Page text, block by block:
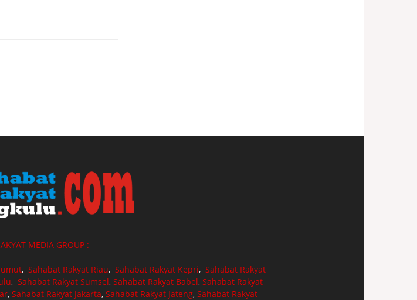
MEDIA GROUP :
, Sahabat Rakyat Riau, Sahabat Rakyat Kepri, Sahabat Rakyat
,Sahabat Rakyat Sumsel,Sahabat Rakyat Babel,Sahabat Rakyat
, Sahabat Rakyat Jakarta, Sahabat Rakyat Jateng, Sahabat Rakyat